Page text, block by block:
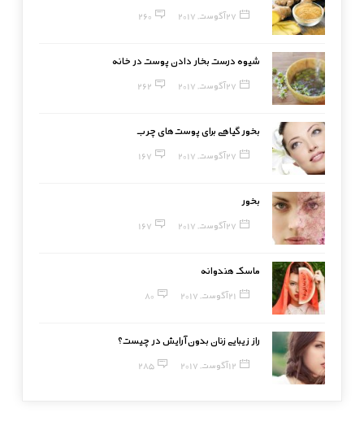
27 آگوست, 2017 260
شیوه درست بخار دادن پوست در خانه
27 آگوست, 2017 262
بخور گیاهی برای پوست‌های چرب
27 آگوست, 2017 167
بخور
27 آگوست, 2017 167
ماسک هندوانه
21 آگوست, 2017 80
راز زیبایی زنان بدون آرایش در چیست؟
12 آگوست, 2017 285